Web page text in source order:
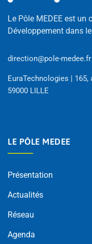
Le Pôle MEDEE est un
Développement dans
direction@pole-medee.fr
EuraTechnologies | 165,
59000 LILLE
LE PÔLE MEDEE
Présentation
Actualités
Réseau
Agenda